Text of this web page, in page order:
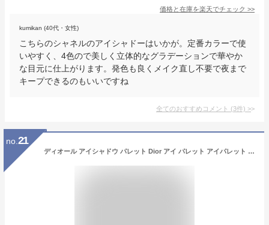
価格と在庫を楽天でチェック >>
kumikan (40代・女性)
こちらのシャネルのアイシャドーはいかが。定番カラーで使
いやすく、4色ので美しく立体的なグラデーションで華やか
な目元に仕上がります。発色も良くメイク直し不要で夜まで
キープできるのもいいですね
全てのおすすめコメント (3件) >
no. 21
ディオール アイシャドウ パレット Dior アイ パレット アイパレット レディース コスメ プライマー ハイライト ライナー バックステージ 限定 アイシャドウ パレット ディオール アイシャドウ 正規品 ブランド 新品 2024年 ギフト 誕生日プレゼント 通販 初売り